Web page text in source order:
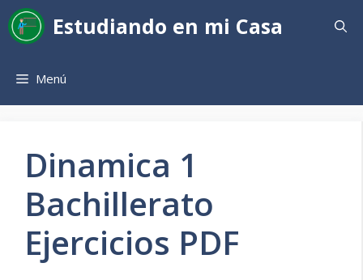
Saltar
al
contenido
Estudiando en mi Casa
Menú
Dinamica 1
Bachillerato
Ejercicios PDF